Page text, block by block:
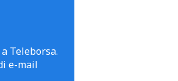
Teleborsa.
e-mail